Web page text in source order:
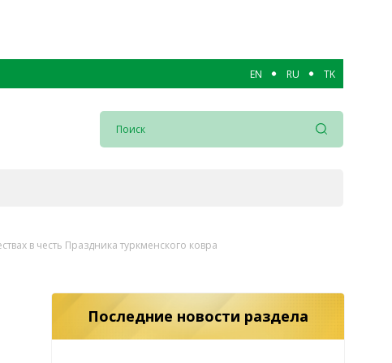
EN RU TK
в честь Праздника туркменского ковра
Последние новости раздела